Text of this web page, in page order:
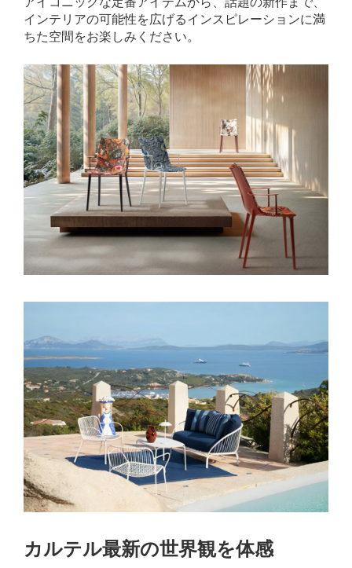
インテリアの可能性を広げるインスピレーションに満
ちた空間をお楽しみください。
カルテル最新の世界観を体感